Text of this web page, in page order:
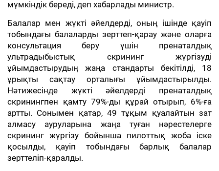
мүмкіндік береді, деп хабарлады министр.
Балалар мен жүкті әйелдерді, оның ішінде қауіп
тобындағы балаларды зерттеп-қарау және оларға
консультация беру үшін пренаталдық
ультрадыбыстық скрининг жүргізуді
ұйымдастырудың жаңа стандарты бекітілді, 18
ұрықты сақтау орталығы ұйымдастырылды.
Нәтижесінде жүкті әйелдерді пренаталдық
скринингпен қамту 79%-ды құрай отырып, 6%-ға
артты. Сонымен қатар, 49 тұқым қуалайтын зат
алмасу ауруларына жаңа туған нәрестелерге
скрининг жүргізу бойынша пилоттық жоба іске
қосылды, қауіп тобындағы барлық балалар
зерттеліп-қаралды.